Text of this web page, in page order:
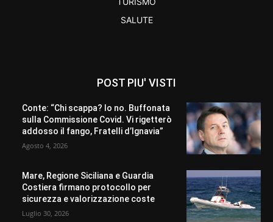
SALUTE
POST PIU' VISTI
Conte: “Chi scappa? Io no. Buffonata
sulla Commissione Covid. Vi rigetterò
addosso il fango, Fratelli d’Ignavia”
Agosto 4, 2026
Mare, Regione Siciliana e Guardia
Costiera firmano protocollo per
sicurezza e valorizzazione coste
Luglio 30, 2026